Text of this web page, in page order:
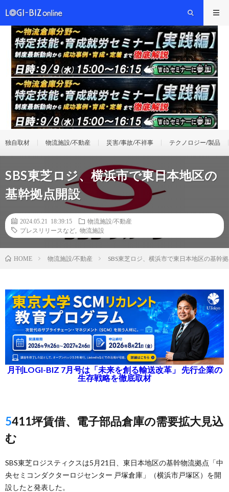
独自取材 物流施設/不動産 災害/事故/不祥事 テクノロジー/製品
SBS東芝ロジ、横浜市で東日本地区の
基幹拠点開設
2024.05.21 18:39:15
物流施設/不動産
プレスリリースなど
物流施設
HOME 物流施設/不動産 SBS東芝ロジ、横浜市で東日本地区の基幹
月刊LOGI-BIZ 7月号は「未来を創る輸送改革」 先行企業の
生存戦略を徹底取材
5411坪賃借、電子部品倉庫の需要拡大見込
む
SBS東芝ロジスティクスは5月21日、東日本地区の基幹物流拠点「中
央セミコンダクターロジセンター 戸塚倉庫」（横浜市戸塚区）を開
設したと発表した。